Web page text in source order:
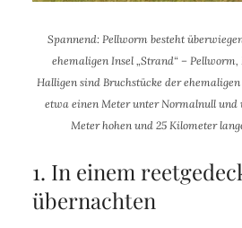
Spannend: Pellworm besteht
ehemaligen Insel „Strand“ –
Halligen sind Bruchstücke der
etwa einen Meter unter Normalnull und
Meter hohen und 25 Kilometer
1. In einem
übernachten